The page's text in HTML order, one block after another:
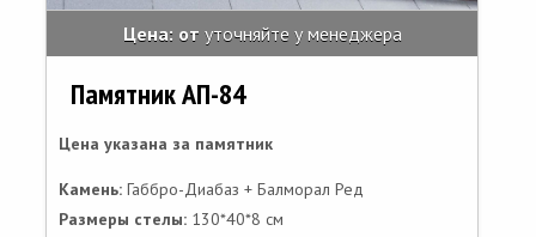
Цена: от уточняйте у менеджера
Памятник АП-84
Цена указана за памятник
Камень: Габбро-Диабаз + Балморал Ред
Размеры стелы: 130*40*8 см